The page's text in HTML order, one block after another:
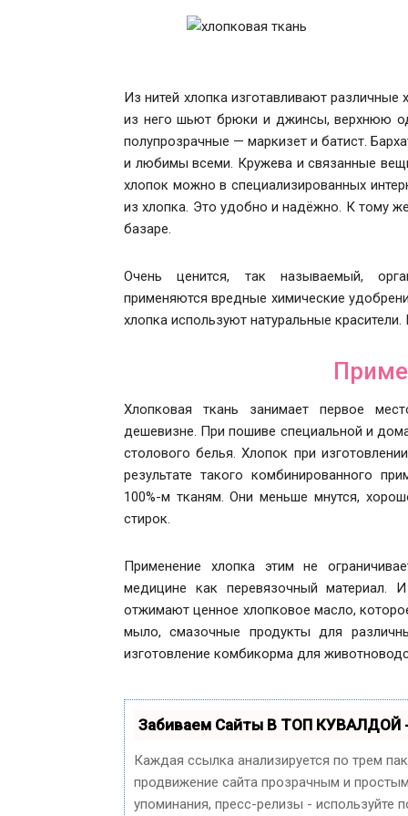
Из нитей хлопка изготавливают
из него шьют брюки и джинсы, верхнюю
полупрозрачные — маркизет и батист.
и любимы всеми. Кружева и связанные
хлопок можно в специализированных
из хлопка. Это удобно и надёжно. К тому
базаре.
Очень ценится, так называемый,
применяются вредные химические
хлопка используют натуральные
Хлопковая ткань занимает первое
дешевизне. При пошиве специальной и
столового белья. Хлопок при
результате такого комбинированного
100%-м тканям. Они меньше мнутся,
стирок.
Применение хлопка этим не
медицине как перевязочный материал.
отжимают ценное хлопковое масло,
мыло, смазочные продукты для
изготовление комбикорма для
Забиваем Сайты В ТОП КУВАЛДОЙ
Каждая ссылка анализируется по трем
продвижение сайта прозрачным и
упоминания, пресс-релизы - используйте